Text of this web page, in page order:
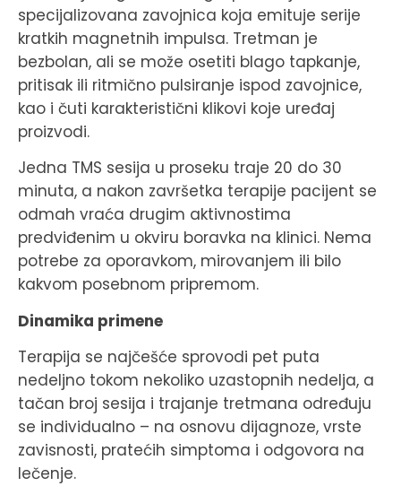
specijalizovana zavojnica koja emituje serije
kratkih magnetnih impulsa. Tretman je
bezbolan, ali se može osetiti blago tapkanje,
pritisak ili ritmično pulsiranje ispod zavojnice,
kao i čuti karakteristični klikovi koje uređaj
proizvodi.
Jedna TMS sesija u proseku traje 20 do 30
minuta, a nakon završetka terapije pacijent se
odmah vraća drugim aktivnostima
predviđenim u okviru boravka na klinici. Nema
potrebe za oporavkom, mirovanjem ili bilo
kakvom posebnom pripremom.
Dinamika primene
Terapija se najčešće sprovodi pet puta
nedeljno tokom nekoliko uzastopnih nedelja, a
tačan broj sesija i trajanje tretmana određuju
se individualno – na osnovu dijagnoze, vrste
zavisnosti, pratećih simptoma i odgovora na
lečenje.